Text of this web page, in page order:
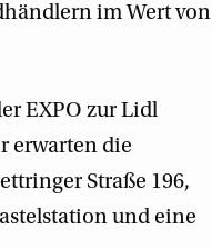
im Wert von
EXPO zur Lidl
erwarten die
Straße 196,
und eine